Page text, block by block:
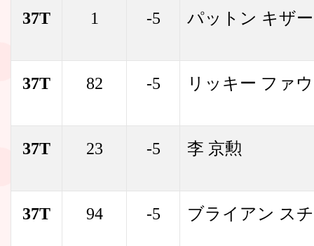
37T 1 -5 パットン キザー
37T 82 -5 リッキー ファ
37T 23 -5 李 京勲
37T 94 -5 ブライアン ス